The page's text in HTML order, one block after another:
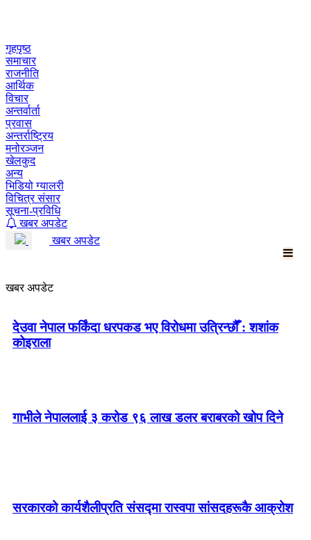
गृहपृष्ठ
समाचार
राजनीति
आर्थिक
विचार
अन्तर्वार्ता
प्रवास
अन्तर्राष्ट्रिय
मनोरञ्जन
खेलकुद
अन्य
भिडियो ग्यालरी
विचित्र संसार
सूचना-प्रविधि
खबर अपडेट
खबर अपडेट
खबर अपडेट
देउवा नेपाल फर्किंदा धरपकड भए विरोधमा उत्रिन्छौँ : शशांक
कोइराला
गाभीले नेपाललाई ३ करोड ९६ लाख डलर बराबरको खोप दिने
सरकारको कार्यशैलीप्रति संसद्‍मा रास्वपा सांसदहरूकै आक्रोश